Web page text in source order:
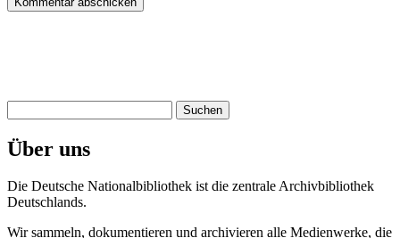
nach:
Über uns
Die Deutsche Nationalbibliothek ist die zentrale Archivbibliothek
Deutschlands.
Wir sammeln, dokumentieren und archivieren alle Medienwerke, die